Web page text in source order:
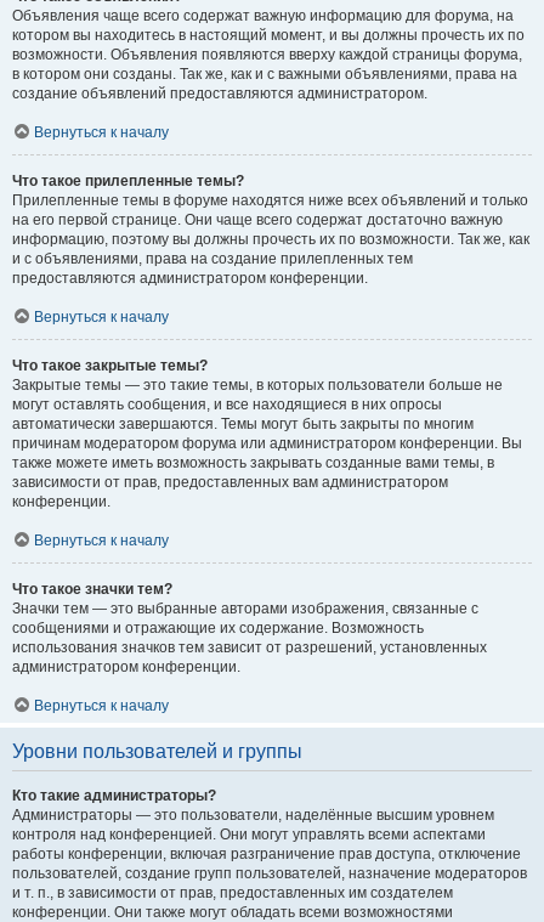
Объявления чаще всего содержат важную информацию для форума, на
котором вы находитесь в настоящий момент, и вы должны прочесть их по
возможности. Объявления появляются вверху каждой страницы форума,
в котором они созданы. Так же, как и с важными объявлениями, права на
создание объявлений предоставляются администратором.
Вернуться к началу
Что такое прилепленные темы?
Прилепленные темы в форуме находятся ниже всех объявлений и только
на его первой странице. Они чаще всего содержат достаточно важную
информацию, поэтому вы должны прочесть их по возможности. Так же, как
и с объявлениями, права на создание прилепленных тем
предоставляются администратором конференции.
Вернуться к началу
Что такое закрытые темы?
Закрытые темы — это такие темы, в которых пользователи больше не
могут оставлять сообщения, и все находящиеся в них опросы
автоматически завершаются. Темы могут быть закрыты по многим
причинам модератором форума или администратором конференции. Вы
также можете иметь возможность закрывать созданные вами темы, в
зависимости от прав, предоставленных вам администратором
конференции.
Вернуться к началу
Что такое значки тем?
Значки тем — это выбранные авторами изображения, связанные с
сообщениями и отражающие их содержание. Возможность
использования значков тем зависит от разрешений, установленных
администратором конференции.
Вернуться к началу
Уровни пользователей и группы
Кто такие администраторы?
Администраторы — это пользователи, наделённые высшим уровнем
контроля над конференцией. Они могут управлять всеми аспектами
работы конференции, включая разграничение прав доступа, отключение
пользователей, создание групп пользователей, назначение модераторов
и т. п., в зависимости от прав, предоставленных им создателем
конференции. Они также могут обладать всеми возможностями